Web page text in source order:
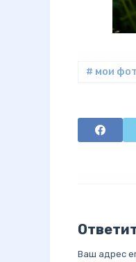
# мои
Ваш адрес